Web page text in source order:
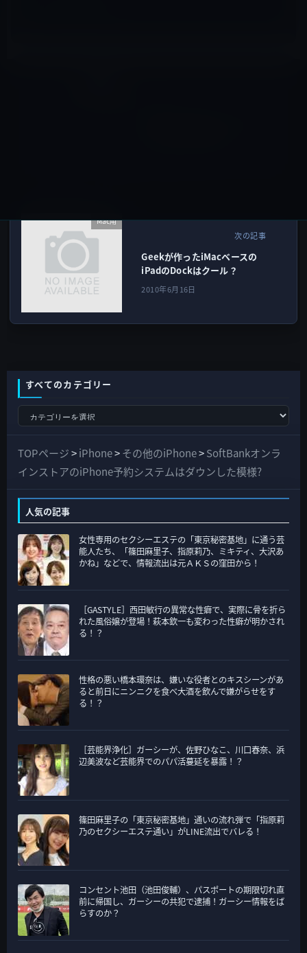
Mac用
次の記事
Geekが作ったiMacベースの
iPadのDockはクール？
2010年6月16日
すべてのカテゴリー
て
の
ゴ
リ
ー
TOPページ>iPhone>その他のiPhone>SoftBankオンラ
インストアのiPhone予約システムはダウンした模様?
人気の記事
女性専用のセクシーエステの「東京秘密基地」に通う芸
能人たち、「篠田麻里子、指原莉乃、ミキティ、大沢あ
かね」などで、情報流出は元ＡＫＳの窪田から！
［GASTYLE］西田敏行の異常な性癖で、実際に骨を折ら
れた風俗嬢が登場！萩本欽一も変わった性癖が明かされ
る！？
性格の悪い橋本環奈は、嫌いな役者とのキスシーンがあ
ると前日にニンニクを食べ大酒を飲んで嫌がらせをす
る！？
［芸能界浄化］ガーシーが、佐野ひなこ、川口春奈、浜
辺美波など芸能界でのパパ活蔓延を暴露！？
篠田麻里子の「東京秘密基地」通いの流れ弾で「指原莉
乃のセクシーエステ通い」がLINE流出でバレる！
コンセント池田（池田俊輔）、パスポートの期限切れ直
前に帰国し、ガーシーの共犯で逮捕！ガーシー情報をば
らすのか？